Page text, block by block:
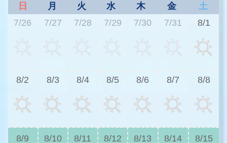
日 月 火 水 木 金
土
7/26
7/27 7/28 7/29 7/30 7/31 8/1
8/2 8/3 8/4 8/5 8/6 8/7 8/8
8/9 8/10 8/11 8/12 8/13 8/14 8/15